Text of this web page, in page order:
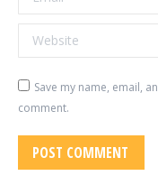
Website
Save my name, email,
comment.
POST COMMENT